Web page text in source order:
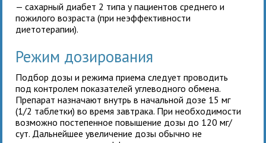
— сахарный диабет 2 типа у пациентов среднего и
пожилого возраста (при неэффективности
диетотерапии).
Режим дозирования
Подбор дозы и режима приема следует проводить
под контролем показателей углеводного обмена.
Препарат назначают внутрь в начальной дозе 15 мг
(1/2 таблетки) во время завтрака. При необходимости
возможно постепенное повышение дозы до 120 мг/
сут. Дальнейшее увеличение дозы обычно не